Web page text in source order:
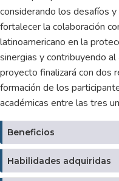
considerando los desafíos
fortalecer la colaboración
latinoamericano en la
sinergias y contribuyendo
proyecto finalizará con dos
formación de los
académicas entre las tres
Beneficios
Habilidades adquiridas